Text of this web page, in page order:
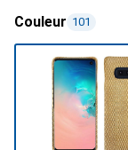
Couleur 101